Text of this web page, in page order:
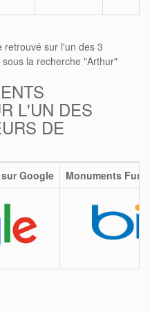
sur l'un des 3
la recherche "Arthur"
L'UN DES
DE
Google Monuments